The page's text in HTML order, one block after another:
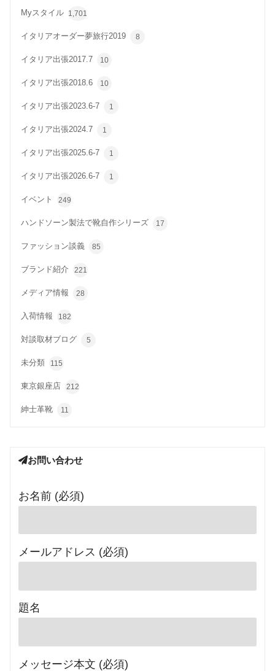
Myスタイル 1,701
イタリアオーダー夢旅行2019 8
イタリア出張2017.7 10
イタリア出張2018.6 10
イタリア出張2023.6-7 1
イタリア出張2024.7 1
イタリア出張2025.6-7 1
イタリア出張2026.6-7 1
イベント 249
ハンドソーン製法で靴自作シリーズ 17
ファッション談義 85
ブランド紹介 221
メディア情報 28
入荷情報 182
対談取材ブログ 5
未分類 115
東京銀座店 212
紳士革靴 11
お問い合わせ
お名前 (必須)
メールアドレス (必須)
題名
メッセージ本文 (必須)